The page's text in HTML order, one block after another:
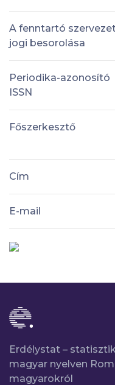
A fenntartó
jogi besorolása
Periodika-azonosító
ISSN
Főszerkesztő
Cím
E-mail
Erdélystat –
magyar nyelven
magyarokról